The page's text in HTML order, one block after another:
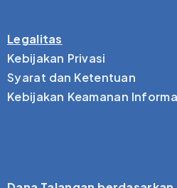
Legalitas
Kebijakan Privasi
Syarat dan Ketentuan
Kebijakan Keamanan